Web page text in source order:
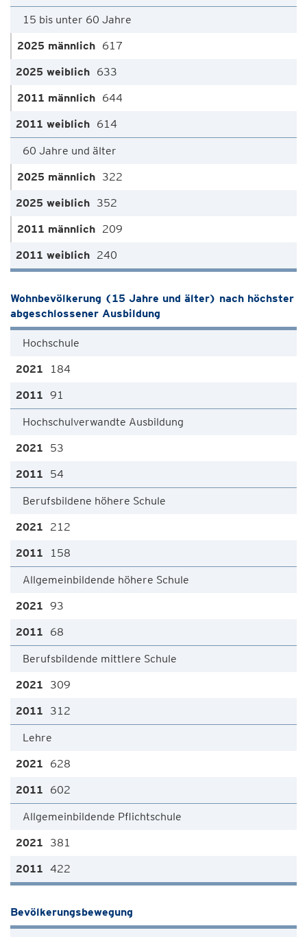
15 bis unter 60 Jahre
617
633
644
614
60 Jahre und älter
322
352
209
240
Wohnbevölkerung (15 Jahre und älter) nach höchster
abgeschlossener Ausbildung
Hochschule
184
91
Hochschulverwandte Ausbildung
53
54
Berufsbildene höhere Schule
212
158
Allgemeinbildende höhere Schule
93
68
Berufsbildende mittlere Schule
309
312
Lehre
628
602
Allgemeinbildende Pflichtschule
381
422
Bevölkerungsbewegung